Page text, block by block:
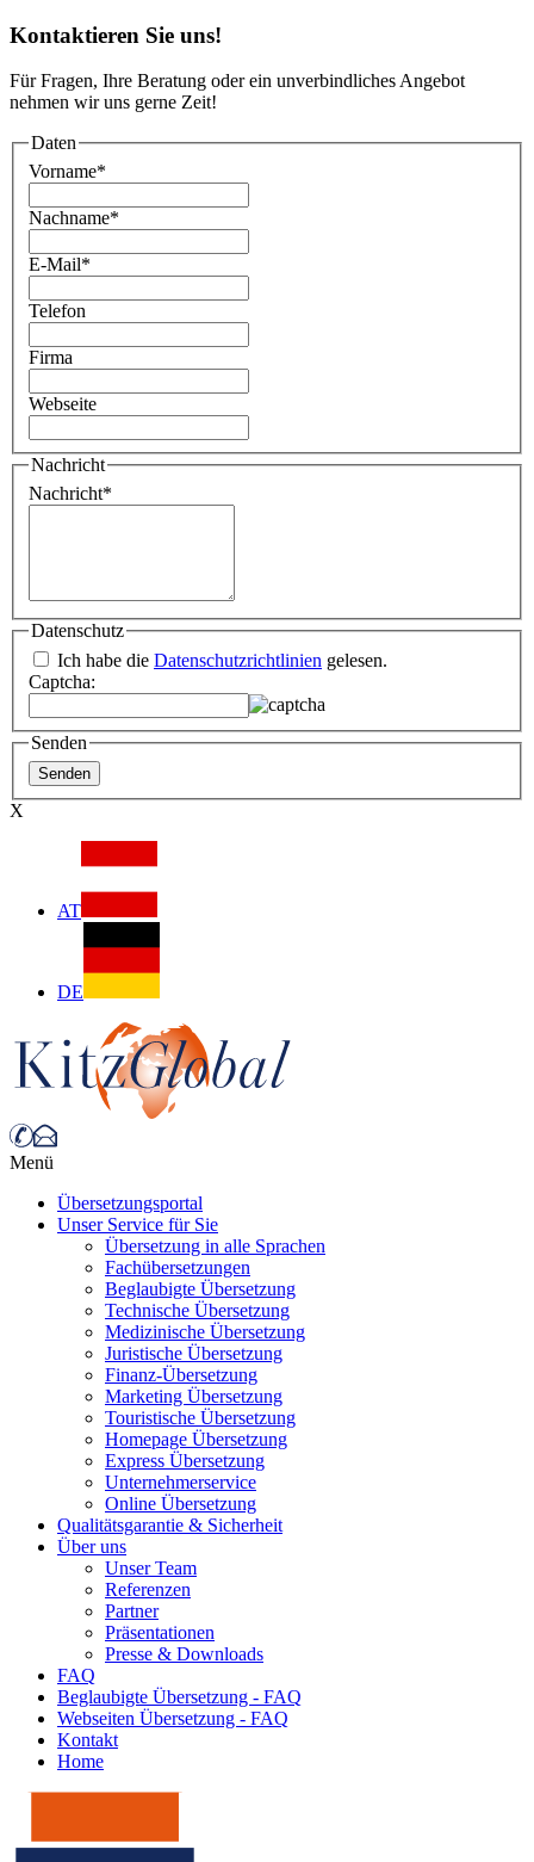
Kontaktieren Sie uns!
Für Fragen, Ihre Beratung oder ein unverbindliches Angebot
nehmen wir uns gerne Zeit!
Daten
Vorname*
Nachname*
E-Mail*
Telefon
Firma
Webseite
Nachricht
Nachricht*
Datenschutz
Ich habe die Datenschutzrichtlinien gelesen.
Captcha:
Senden
X
AT
DE
Menü
Übersetzungsportal
Unser Service für Sie
Übersetzung in alle Sprachen
Fachübersetzungen
Beglaubigte Übersetzung
Technische Übersetzung
Medizinische Übersetzung
Juristische Übersetzung
Finanz-Übersetzung
Marketing Übersetzung
Touristische Übersetzung
Homepage Übersetzung
Express Übersetzung
Unternehmerservice
Online Übersetzung
Qualitätsgarantie & Sicherheit
Über uns
Unser Team
Referenzen
Partner
Präsentationen
Presse & Downloads
FAQ
Beglaubigte Übersetzung - FAQ
Webseiten Übersetzung - FAQ
Kontakt
Home